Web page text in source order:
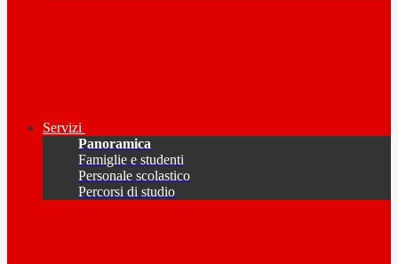
Servizi
Panoramica
Famiglie e studenti
Personale scolastico
Percorsi di studio